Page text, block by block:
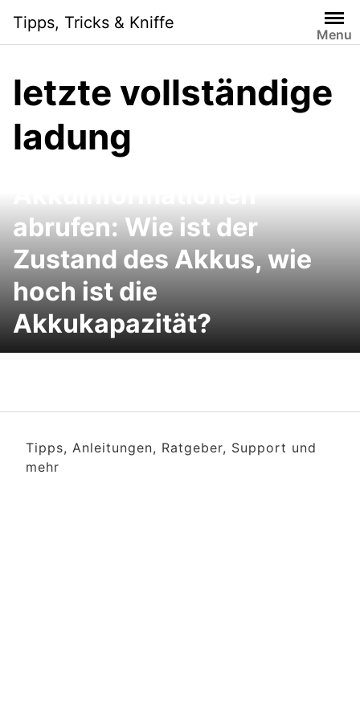
content
Tipps, Tricks & Kniffe
Menu
letzte vollständige
ladung
Notebook-
abrufen: Wie ist der
Zustand des Akkus, wie
hoch ist die
Akkukapazität?
Tipps, Anleitungen, Ratgeber, Support und
mehr